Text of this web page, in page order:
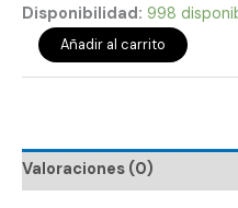
Disponibilidad: 998
Añadir al carrito
Valoraciones (0)